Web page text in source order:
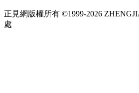
正見網版權所有 ©1999-2026
處